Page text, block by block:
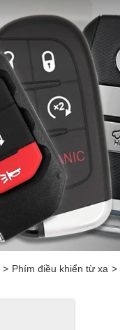
> Phím điều khiển từ xa >